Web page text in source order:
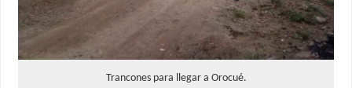
Trancones para llegar a Orocué.